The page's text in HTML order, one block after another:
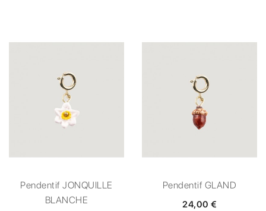
Pendentif JONQUILLE
BLANCHE
Pendentif GLAND
24,00 €